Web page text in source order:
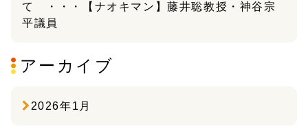
て ・・・【ナオキマン】藤井聡教授・神谷宗
平議員
アーカイブ
2026年1月